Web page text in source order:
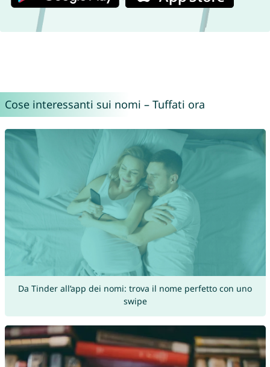
Cose interessanti sui nomi – Tuffati ora
Da Tinder all’app dei nomi: trova il nome perfetto con uno
swipe